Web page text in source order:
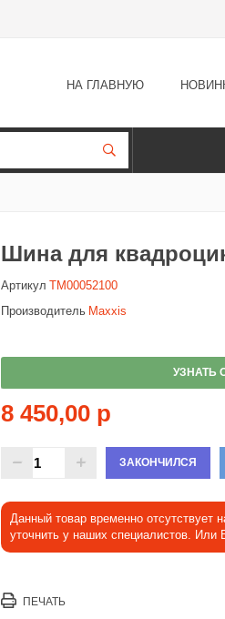
НА ГЛАВНУЮ
Шина для
Артикул TM00052100
Производитель Maxxis
УЗНАТЬ
8 450,00 р
ЗАКОНЧИЛСЯ
Данный товар временно
уточнить у наших специалистов.
ПЕЧАТЬ